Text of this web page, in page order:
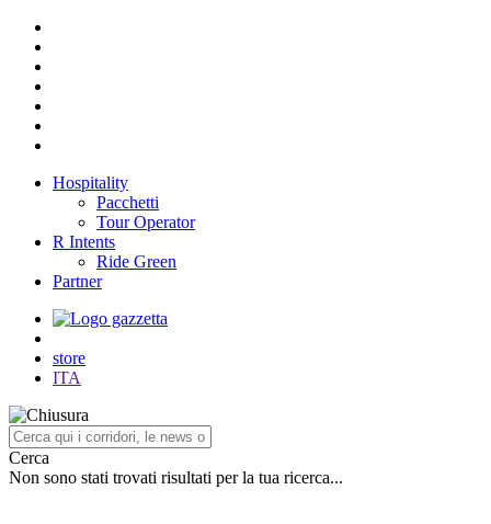
Hospitality
Pacchetti
Tour Operator
R Intents
Ride Green
Partner
store
ITA
Cerca
Non sono stati trovati risultati per la tua ricerca...